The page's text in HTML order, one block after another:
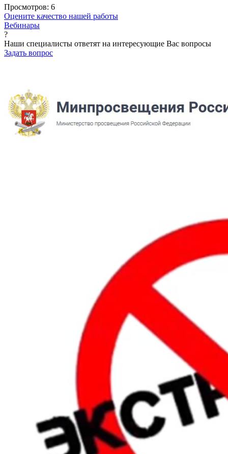
Просмотров: 6
Оцените качество нашей работы
Вебинары
?
Наши специалисты ответят на интересующие Вас вопросы
Задать вопрос